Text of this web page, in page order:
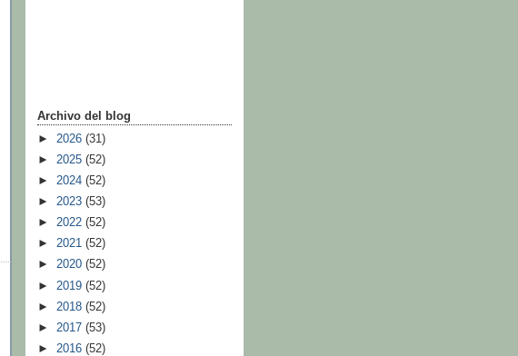
Archivo del blog
► 2026 (31)
► 2025 (52)
► 2024 (52)
► 2023 (53)
► 2022 (52)
► 2021 (52)
► 2020 (52)
► 2019 (52)
► 2018 (52)
► 2017 (53)
► 2016 (52)